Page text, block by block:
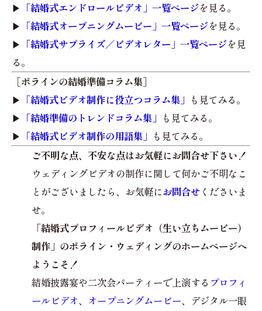
▶︎ 「結婚式エンドロールビデオ」一覧ページを見る。
▶︎ 「結婚式オープニングムービー」一覧ページを見る。
▶︎ 「結婚式サプライズ／ビデオレター」一覧ページを見
る。
［ポラインの結婚準備コラム集］
▶︎ 「結婚式ビデオ制作に役立つコラム集」 も見てみる。
▶︎ 「結婚準備のトレンドコラム集」 も見てみる。
▶︎ 「結婚式ビデオ制作の用語集」 も見てみる。
ご不明な点、不安な点はお気軽にお問合せ下さい！
ウェディングビデオの制作に関して何かご不明なこ
とがございましたら、お気軽にお問合せ くださいま
せ。
「結婚式プロフィールビデオ（生い立ちムービー）
制作」のポライン・ウェディングのホームページへ
ようこそ！
結婚披露宴や二次会パーティーで上演する プロフィ
ールビデオ、 オープニングムービー、デジタル一眼